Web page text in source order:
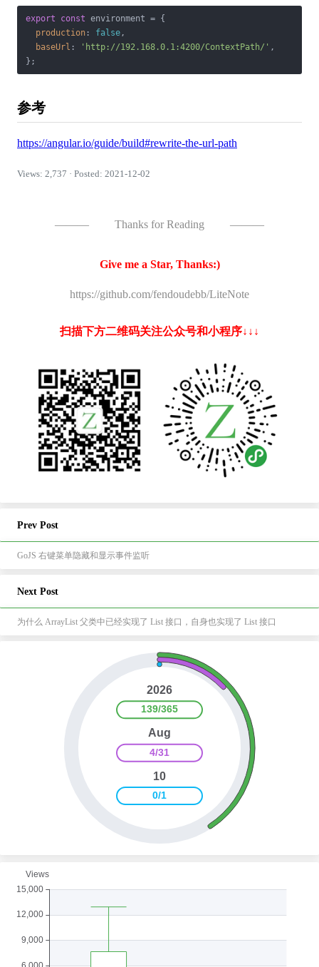
export const environment = {
production : false,
baseUrl : 'http://192.168.0.1:4200/ContextPath/' ,
};
参考
https://angular.io/guide/build#rewrite-the-url-path
Views: 2,737 · Posted: 2021-12-02
——— Thanks for Reading ———
Give me a Star, Thanks:)
https://github.com/fendoudebb/LiteNote
扫描下方二维码关注公众号和小程序↓↓↓
Prev Post
GoJS 右键菜单隐藏和显示事件监听
Next Post
为什么 ArrayList 父类中已经实现了 List 接口，自身也实现了 List 接口